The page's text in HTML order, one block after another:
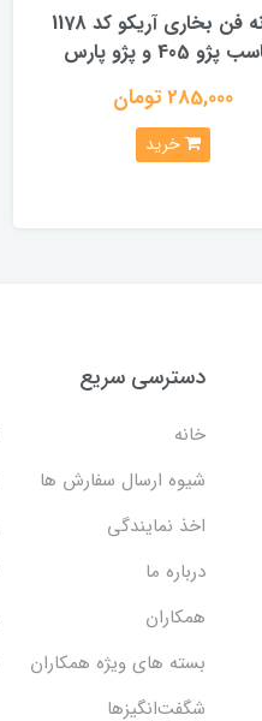
پروانه فن بخاری آریکو کد 1178
405 و پژو پارس
285,000 تومان
خرید
دسترسی سریع
خانه
شیوه ارسال سفارش ها
اخذ نمایندگی
درباره ما
همکاران
بسته های ویژه همکاران
شگفت‌انگیزها